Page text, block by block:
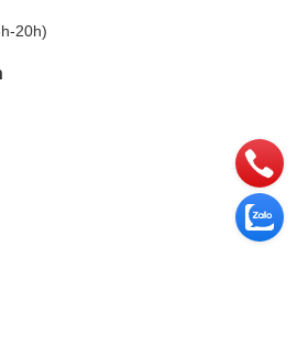
20h)